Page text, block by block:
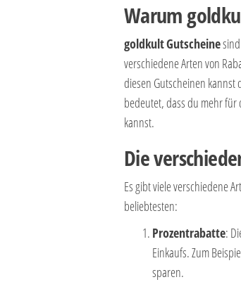
Warum
goldkultGutscheinesind
verschiedene Arten von
diesen Gutscheinen kannst
bedeutet, dass du mehr für
kannst.
Die
Es gibt viele verschiedene
beliebtesten:
Prozentrabatte:
Einkaufs. Zum
sparen.